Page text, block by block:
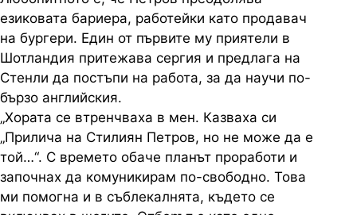
езиковата бариера, работейки като продавач
на бургери. Един от първите му приятели в
Шотландия притежава сергия и предлага на
Стенли да постъпи на работа, за да научи по-
бързо английския.
„Хората се втренчваха в мен. Казваха си
„Прилича на Стилиян Петров, но не може да е
той…“. С времето обаче планът проработи и
започнах да комуникирам по-свободно. Това
ми помогна и в съблекалнята, където се